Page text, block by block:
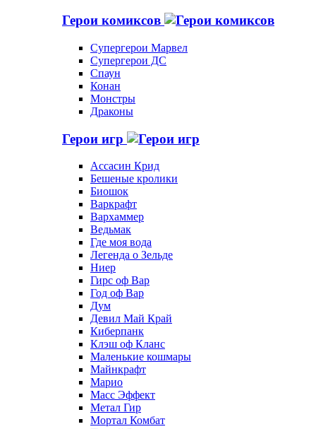
Герои комиксов
Супергерои Марвел
Супергерои ДС
Спаун
Конан
Монстры
Драконы
Герои игр
Ассасин Крид
Бешеные кролики
Биошок
Варкрафт
Вархаммер
Ведьмак
Где моя вода
Легенда о Зельде
Ниер
Гирс оф Вар
Год оф Вар
Дум
Девил Май Край
Киберпанк
Клэш оф Кланс
Маленькие кошмары
Майнкрафт
Марио
Масс Эффект
Метал Гир
Мортал Комбат